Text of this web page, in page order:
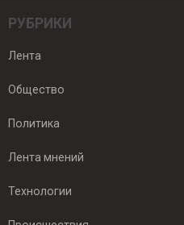
РУБРИКИ
Лента
Общество
Политика
Лента мнений
Технологии